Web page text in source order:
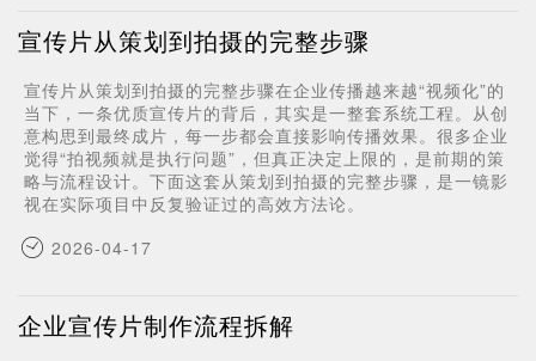
宣传片从策划到拍摄的完整步骤
宣传片从策划到拍摄的完整步骤在企业传播越来越“视频化”的
当下，一条优质宣传片的背后，其实是一整套系统工程。从创
意构思到最终成片，每一步都会直接影响传播效果。很多企业
觉得“拍视频就是执行问题”，但真正决定上限的，是前期的策
略与流程设计。下面这套从策划到拍摄的完整步骤，是一镜影
视在实际项目中反复验证过的高效方法论。
2026-04-17
企业宣传片制作流程拆解